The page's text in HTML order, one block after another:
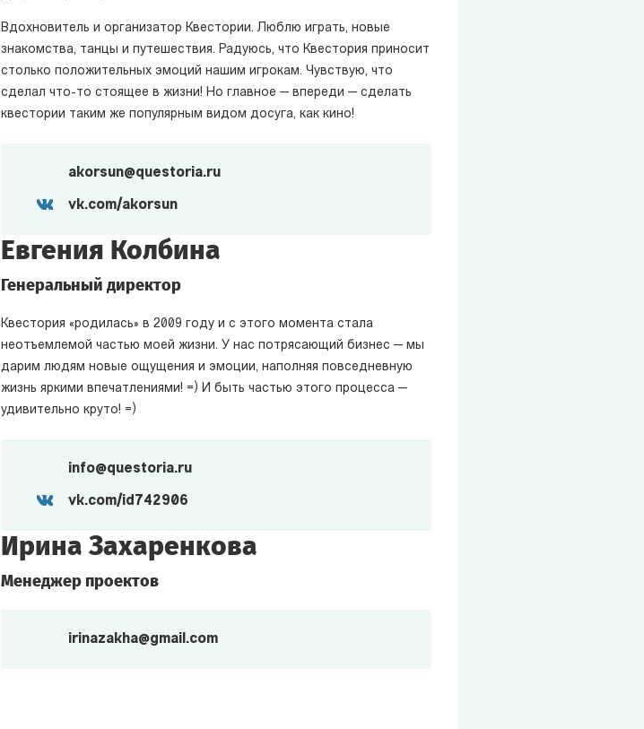
Вдохновитель и организатор Квестории. Люблю играть, новые
знакомства, танцы и путешествия. Радуюсь, что Квестория приносит
столько положительных эмоций нашим игрокам. Чувствую, что
сделал что-то стоящее в жизни! Но главное — впереди — сделать
квестории таким же популярным видом досуга, как кино!
akorsun@questoria.ru
vk.com/akorsun
Евгения Колбина
Генеральный директор
Квестория «родилась» в 2009 году и с этого момента стала
неотъемлемой частью моей жизни. У нас потрясающий бизнес — мы
дарим людям новые ощущения и эмоции, наполняя повседневную
жизнь яркими впечатлениями! =) И быть частью этого процесса —
удивительно круто! =)
info@questoria.ru
vk.com/id742906
Ирина Захаренкова
Менеджер проектов
irinazakha@gmail.com